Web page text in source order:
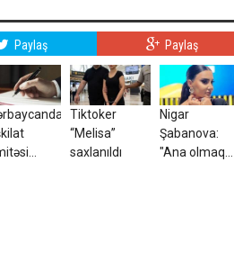
Paylaş Paylaş
Tiktoker
“Melisa”
saxlanıldı
Nigar
Şabanova:
"Ana olmaq